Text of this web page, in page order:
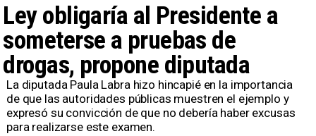
Ley obligaría al Presidente a
someterse a pruebas de
drogas, propone diputada
La diputada Paula Labra hizo hincapié en la importancia
de que las autoridades públicas muestren el ejemplo y
expresó su convicción de que no debería haber excusas
para realizarse este examen.